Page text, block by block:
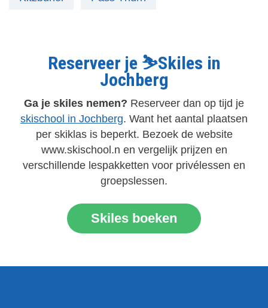
Reserveer je ⛷️Skiles in
Jochberg
Ga je skiles nemen? Reserveer dan op tijd je
skischool in Jochberg. Want het aantal plaatsen
per skiklas is beperkt. Bezoek de website
www.skischool.n en vergelijk prijzen en
verschillende lespakketten voor privélessen en
groepslessen.
Skiles boeken